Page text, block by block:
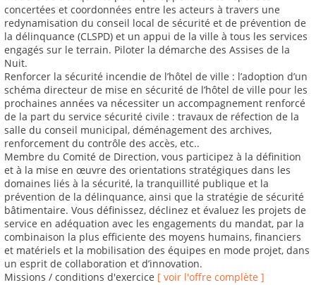
concertées et coordonnées entre les acteurs à travers une
redynamisation du conseil local de sécurité et de prévention de
la délinquance (CLSPD) et un appui de la ville à tous les services
engagés sur le terrain. Piloter la démarche des Assises de la
Nuit.
Renforcer la sécurité incendie de l’hôtel de ville : l’adoption d’un
schéma directeur de mise en sécurité de l’hôtel de ville pour les
prochaines années va nécessiter un accompagnement renforcé
de la part du service sécurité civile : travaux de réfection de la
salle du conseil municipal, déménagement des archives,
renforcement du contrôle des accès, etc..
Membre du Comité de Direction, vous participez à la définition
et à la mise en œuvre des orientations stratégiques dans les
domaines liés à la sécurité, la tranquillité publique et la
prévention de la délinquance, ainsi que la stratégie de sécurité
bâtimentaire. Vous définissez, déclinez et évaluez les projets de
service en adéquation avec les engagements du mandat, par la
combinaison la plus efficiente des moyens humains, financiers
et matériels et la mobilisation des équipes en mode projet, dans
un esprit de collaboration et d’innovation.
Missions / conditions d'exercice [ voir l'offre complète ]